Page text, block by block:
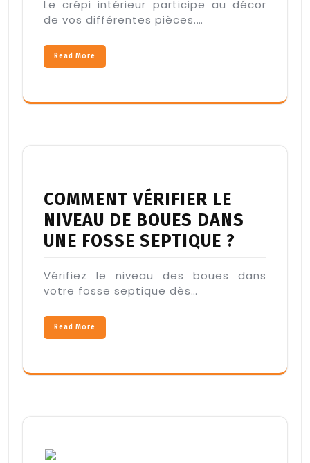
Le crépi intérieur participe au décor
de vos différentes pièces.…
Read More
COMMENT VÉRIFIER LE
NIVEAU DE BOUES DANS
UNE FOSSE SEPTIQUE ?
Vérifiez le niveau des boues dans
votre fosse septique dès…
Read More